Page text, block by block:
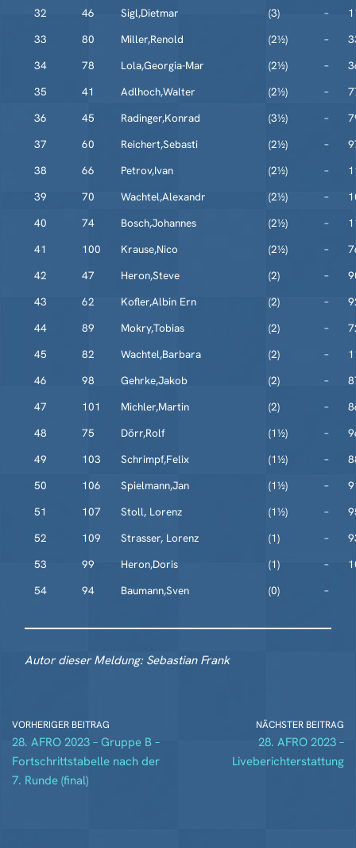
32
46 Sigl,Dietmar (3) –
33
80 Miller,Renold (2½) –
34
78 Lola,Georgia-Mar (2½) –
35
41 Adlhoch,Walter (2½) –
36
45 Radinger,Konrad (3½) –
37
60 Reichert,Sebasti (2½) –
38
66 Petrov,Ivan (2½) –
39
70 Wachtel,Alexandr (2½) –
40
74 Bosch,Johannes (2½) –
41
100 Krause,Nico (2½) –
42
47 Heron,Steve (2) –
43
62 Kofler,Albin Ern (2) –
44
89 Mokry,Tobias (2) –
45
82 Wachtel,Barbara (2) –
46
98 Gehrke,Jakob (2) –
47
101 Michler,Martin (2) –
48
75 Dörr,Rolf (1½) –
49
103 Schrimpf,Felix (1½) –
50
106 Spielmann,Jan (1½) –
51
107 Stoll, Lorenz (1½) –
52
109 Strasser, Lorenz (1) –
53
99 Heron,Doris (1) –
54
94 Baumann,Sven (0) –
Autor dieser Meldung: Sebastian Frank
VORHERIGER BEITRAG
28. AFRO 2023 – Gruppe B –
Fortschrittstabelle nach der
7. Runde (final)
NÄCHSTER BEITRAG
28. AFRO 2023 –
Liveberichterstattung